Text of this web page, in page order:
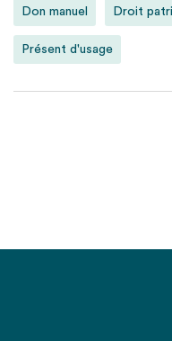
Don manuel Droit
Présent d'usage